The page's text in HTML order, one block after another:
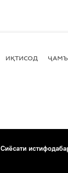
ИҚТИСОД
Сиёсати